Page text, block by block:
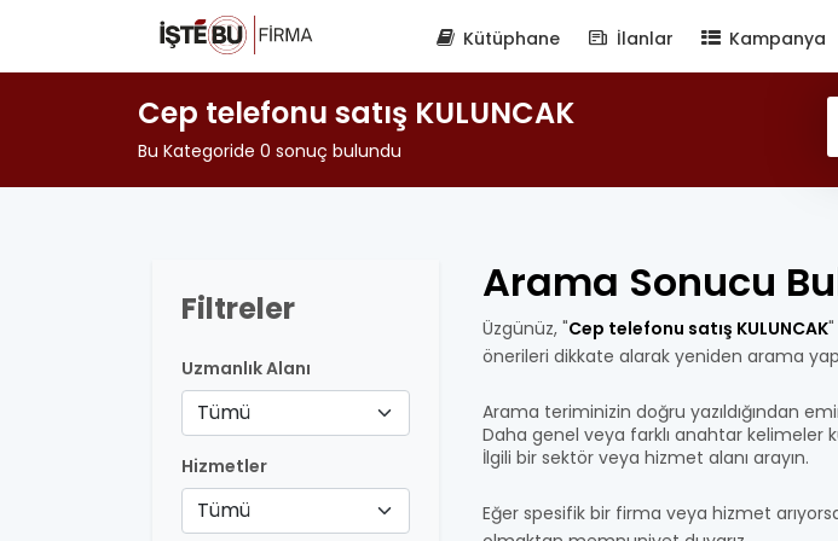
Kütüphane İlanlar Kampanya
Cep telefonu satış KULUNCAK
Bu Kategoride 0 sonuç bulundu
Filtreler
Uzmanlık Alanı
Tümü
Hizmetler
Tümü
Arama Sonucu
Üzgünüz, "Cep telefonu satış KULUNCAK
önerileri dikkate alarak yeniden arama
Arama teriminizin doğru yazıldığından
Daha genel veya farklı anahtar kelimeler
İlgili bir sektör veya hizmet alanı arayın.
Eğer spesifik bir firma veya hizmet